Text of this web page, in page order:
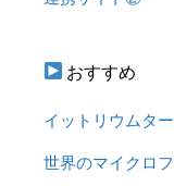
おすすめ
イットリウムタ
世界のマイクロ